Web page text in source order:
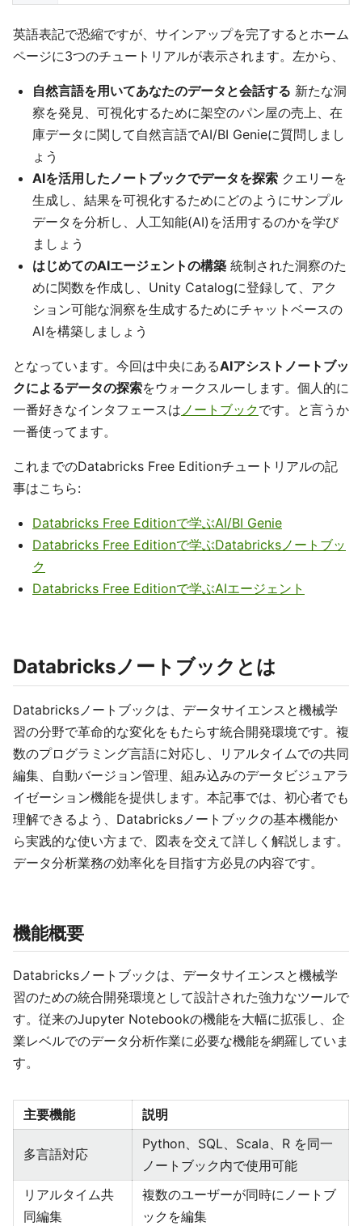
英語表記で恐縮ですが、サインアップを完了するとホーム
ページに3つのチュートリアルが表示されます。左から、
自然言語を用いてあなたのデータと会話する 新たな洞
察を発見、可視化するために架空のパン屋の売上、在
庫データに関して自然言語でAI/BI Genieに質問しまし
ょう
AIを活用したノートブックでデータを探索 クエリーを
生成し、結果を可視化するためにどのようにサンプル
データを分析し、人工知能(AI)を活用するのかを学び
ましょう
はじめてのAIエージェントの構築 統制された洞察のた
めに関数を作成し、Unity Catalogに登録して、アク
ション可能な洞察を生成するためにチャットベースの
AIを構築しましょう
となっています。今回は中央にあるAIアシストノートブッ
クによるデータの探索をウォークスルーします。個人的に
一番好きなインタフェースは ノートブックです。と言うか
一番使ってます。
これまでのDatabricks Free Editionチュートリアルの記
事はこちら:
Databricks Free Editionで学ぶAI/BI Genie
Databricks Free Editionで学ぶDatabricksノートブッ
ク
Databricks Free Editionで学ぶAIエージェント
Databricksノートブックとは
Databricksノートブックは、データサイエンスと機械学
習の分野で革命的な変化をもたらす統合開発環境です。複
数のプログラミング言語に対応し、リアルタイムでの共同
編集、自動バージョン管理、組み込みのデータビジュアラ
イゼーション機能を提供します。本記事では、初心者でも
理解できるよう、Databricksノートブックの基本機能か
ら実践的な使い方まで、図表を交えて詳しく解説します。
データ分析業務の効率化を目指す方必見の内容です。
機能概要
Databricksノートブックは、データサイエンスと機械学
習のための統合開発環境として設計された強力なツールで
す。従来のJupyter Notebookの機能を大幅に拡張し、企
業レベルでのデータ分析作業に必要な機能を網羅していま
す。
主要機能 説明
多言語対応
Python、SQL、Scala、R を同一
ノートブック内で使用可能
リアルタイム共
同編集
複数のユーザーが同時にノートブ
ックを編集